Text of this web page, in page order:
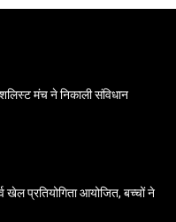
मंच ने निकाली संविधान
खेल प्रतियोगिता आयोजित, बच्चों ने